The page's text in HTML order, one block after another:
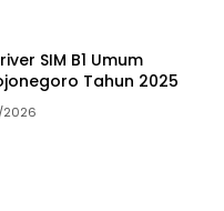
SIM B1 Umum
Tahun 2025